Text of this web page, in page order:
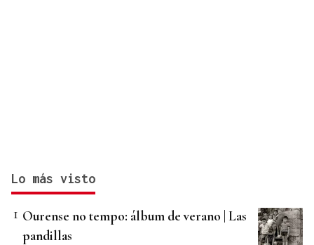
Lo más visto
Ourense no tempo: álbum de verano | Las
pandillas